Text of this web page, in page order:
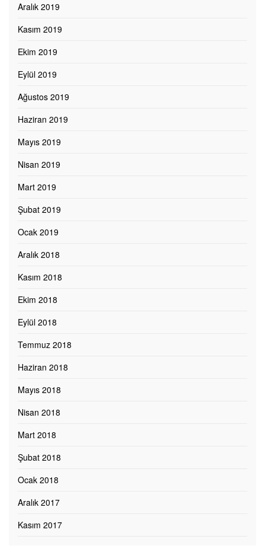
Aralık 2019
Kasım 2019
Ekim 2019
Eylül 2019
Ağustos 2019
Haziran 2019
Mayıs 2019
Nisan 2019
Mart 2019
Şubat 2019
Ocak 2019
Aralık 2018
Kasım 2018
Ekim 2018
Eylül 2018
Temmuz 2018
Haziran 2018
Mayıs 2018
Nisan 2018
Mart 2018
Şubat 2018
Ocak 2018
Aralık 2017
Kasım 2017